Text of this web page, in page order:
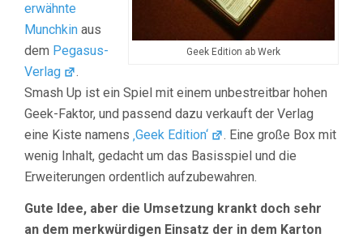
Geek Edition ab Werk
erwähnte
Munchkin aus
dem Pegasus-
Verlag
.
Smash Up ist ein Spiel mit einem unbestreitbar hohen
Geek-Faktor, und passend dazu verkauft der Verlag
eine Kiste namens ‚Geek Edition‘
. Eine große Box mit
wenig Inhalt, gedacht um das Basisspiel und die
Erweiterungen ordentlich aufzubewahren.
Gute Idee, aber die Umsetzung krankt doch sehr
an dem merkwürdigen Einsatz der in dem Karton